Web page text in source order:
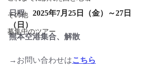
その他
募集中のツアー
日程 2025年7月25日（金）～27日
（日）
熊本空港集合、解散
→お問い合わせはこちら